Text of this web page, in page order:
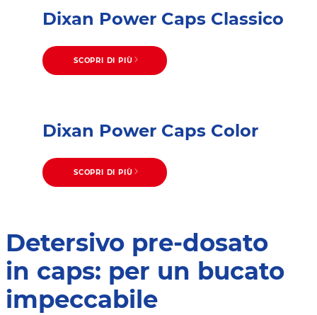
Dixan Power Caps Classico
SCOPRI DI PIÙ
Dixan Power Caps Color
SCOPRI DI PIÙ
Detersivo pre-dosato
in caps: per un bucato
impeccabile